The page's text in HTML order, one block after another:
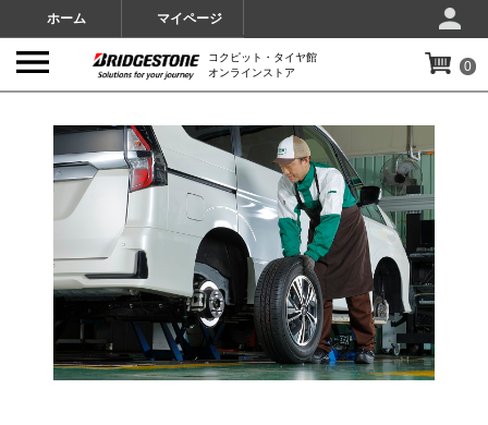
ホーム マイページ
コクピット・タイヤ館
オンラインストア
0